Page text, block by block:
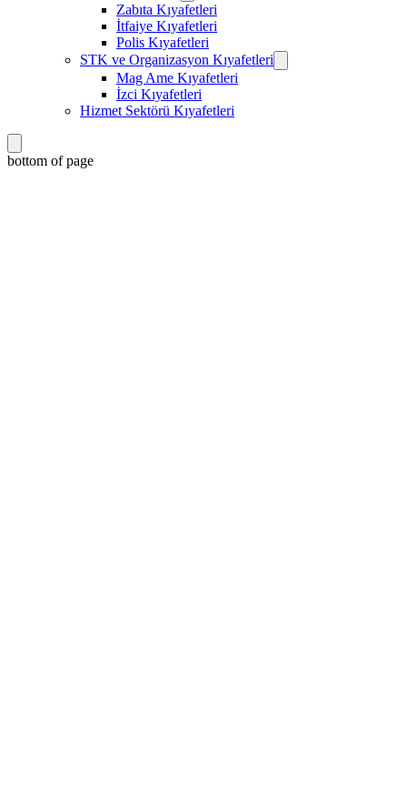
Zabıta Kıyafetleri
İtfaiye Kıyafetleri
Polis Kıyafetleri
STK ve Organizasyon Kıyafetleri
Mag Ame Kıyafetleri
İzci Kıyafetleri
Hizmet Sektörü Kıyafetleri
bottom of page